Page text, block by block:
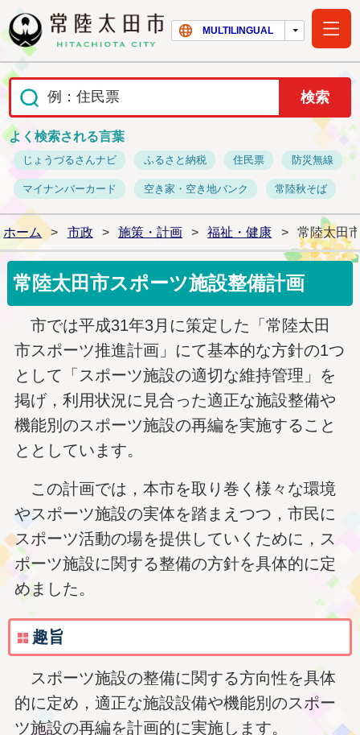
常陸太田市ホー
MULTILINGUAL
よく検索される言葉
じょうづるさんナビ ふるさと納税 住民票 防災無線
マイナンバーカード 空き家・空き地バンク 常陸秋そば
ホーム > 市政 > 施策・計画 > 福祉・健康 > 常陸太田
常陸太田市スポーツ施設整備計画
市では平成31年3月に策定した「常陸太田
市スポーツ推進計画」にて基本的な方針の1つ
として「スポーツ施設の適切な維持管理」を
掲げ，利用状況に見合った適正な施設整備や
機能別のスポーツ施設の再編を実施すること
ととしています。
この計画では，本市を取り巻く様々な環境
やスポーツ施設の実体を踏まえつつ，市民に
スポーツ活動の場を提供していくために，ス
ポーツ施設に関する整備の方針を具体的に定
めました。
趣旨
スポーツ施設の整備に関する方向性を具体
的に定め，適正な施設設備や機能別のスポー
ツ施設の再編を計画的に実施します。